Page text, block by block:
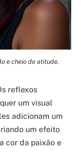
e cheio de atitude.
reflexos
um visual
adicionam um
um efeito
cor da paixão e